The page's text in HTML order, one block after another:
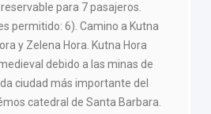
para 7 pasajeros.
permitido: 6). Camino a Kutna
y Zelena Hora. Kutna Hora
debido a las minas de
ciudad más importante del
catedral de Santa Barbara.